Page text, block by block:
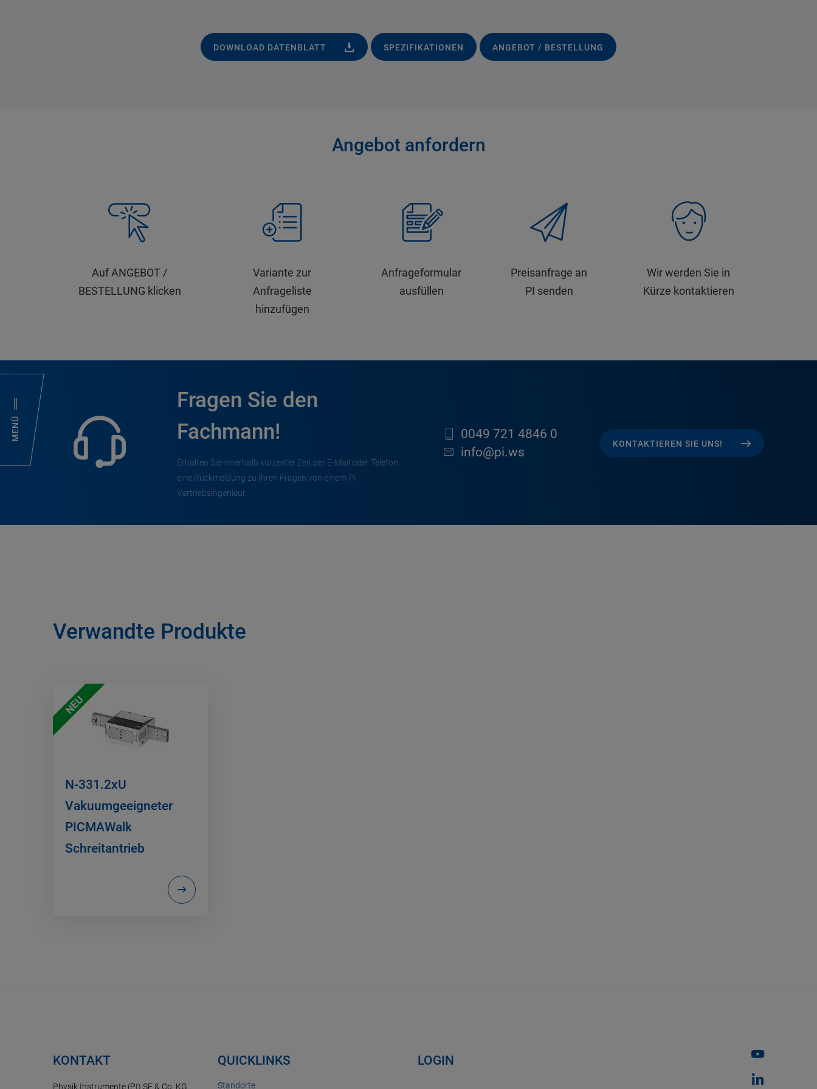
MENÜ
DOWNLOAD DATENBLATT SPEZIFIKATIONEN ANGEBOT / BESTELLUNG
Angebot anfordern
Auf ANGEBOT /
BESTELLUNG klicken
Variante zur
Anfrageliste
hinzufügen
Anfrageformular
ausfüllen
Preisanfrage an
PI senden
Wir werden Sie in
Kürze kontaktieren
Fragen Sie den
Fachmann!
Erhalten Sie innerhalb kürzester Zeit per E-Mail oder Telefon
eine Rückmeldung zu Ihren Fragen von einem PI
Vertriebsingenieur.
0049 721 4846 0
info@pi.ws
KONTAKTIEREN SIE UNS!
Verwandte Produkte
NEU
N-331.2xU
Vakuumgeeigneter
PICMAWalk
Schreitantrieb
KONTAKT
Physik Instrumente (PI) SE & Co. KG
QUICKLINKS
Standorte
LOGIN